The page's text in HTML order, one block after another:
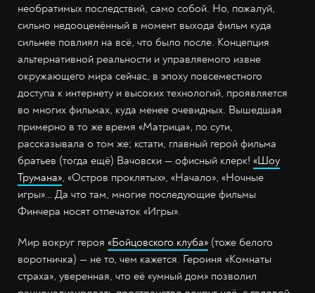
необратимых последствий, само собой. Но, пожалуй,
сильно недооценённый в момент выхода фильм куда
сильнее повлиял на всё, что было после. Концепция
альтернативной реальности и управляемого извне
окружающего мира сейчас, в эпоху повсеместного
доступа к интернету и высоких технологий, проявляется
во многих фильмах, куда менее очевидных. Вышедшая
примерно в то же время «Матрица», по сути,
рассказывала о том же; кстати, главный герой фильма
братьев (тогда ещё) Вачовски — офисный клерк! «Шоу
Трумана», «Остров проклятых», «Начало», «Ночные
игры»… Да что там, многие последующие фильмы
Финчера носят отпечаток «Игры».
Мир вокруг героя «Бойцовского клуба» (тоже белого
воротничка) — не то, чем кажется. Героиня «Комнаты
страха», уверенная, что её «умный дом» позволил